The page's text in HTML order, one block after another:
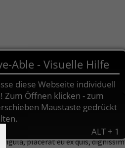
feugiat, ornare massa ut, molestie
placerat eu ex quis, dignissim